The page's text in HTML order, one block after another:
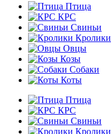
Птица
КРС
Свиньи
Кролики
Овцы
Козы
Собаки
Коты
Птица
КРС
Свиньи
Кролики